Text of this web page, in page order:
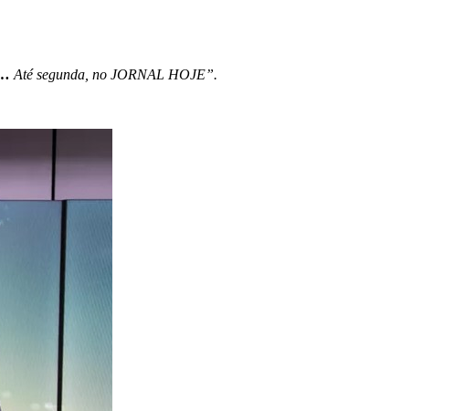
Até segunda, no JORNAL HOJE”.